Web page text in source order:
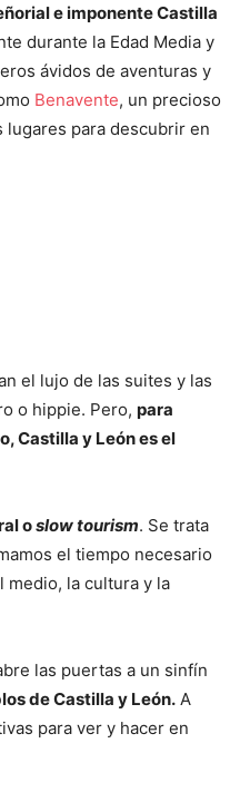
e imponente Castilla
durante la Edad Media y
ávidos de aventuras y
Benavente, un precioso
lugares para descubrir en
el lujo de las suites y las
o hippie. Pero, para
Castilla y León es el
oslow tourism. Se trata
el tiempo necesario
medio, la cultura y la
las puertas a un sinfín
de Castilla y León. A
para ver y hacer en